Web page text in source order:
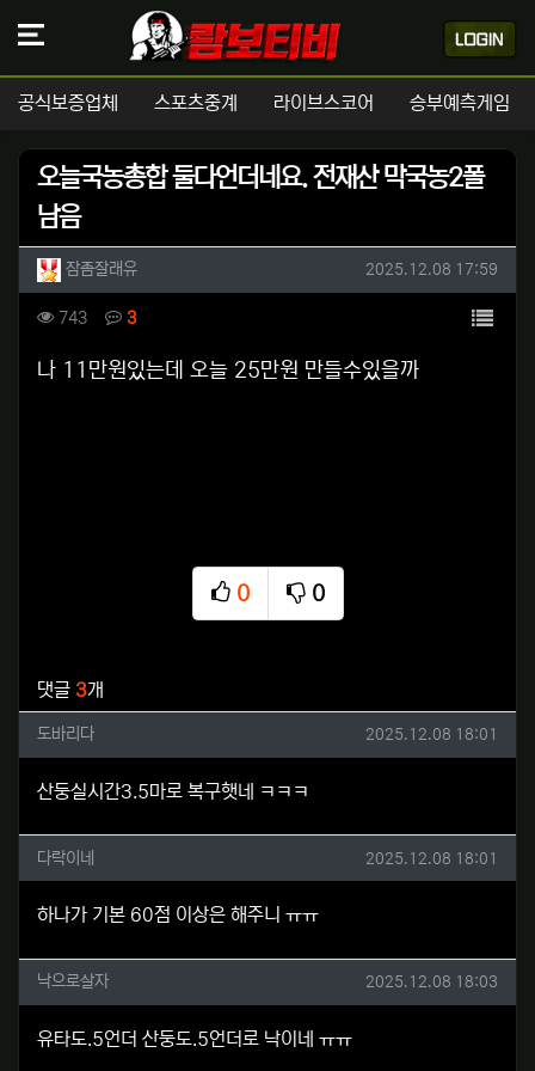
공식보증업체 스포츠중계 라이브스코어 승부예측게임
오늘국농총합 둘다언더네요. 전재산 막국농2폴
남음
작성자 정보
잠좀잘래유작성 작성일
2025.12.08 17:59
컨텐츠 정보
743조회 3댓글 목록
본문
나 11만원있는데 오늘 25만원 만들수있을까
0
추천
0
비추천
댓글 3개
도바리다님의 댓글
도바리다 작성일
2025.12.08 18:01
산둥실시간3.5마로 복구햇네 ㅋㅋㅋ
다락이네님의 댓글
다락이네 작성일
2025.12.08 18:01
하나가 기본 60점 이상은 해주니 ㅠㅠ
낙으로살자님의 댓글
낙으로살자 작성일
2025.12.08 18:03
유타도.5언더 산둥도.5언더로 낙이네 ㅠㅠ